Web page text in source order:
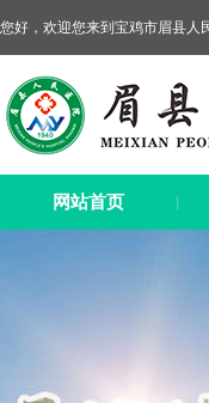
您好，欢迎您来到宝鸡市眉县人
网站首页